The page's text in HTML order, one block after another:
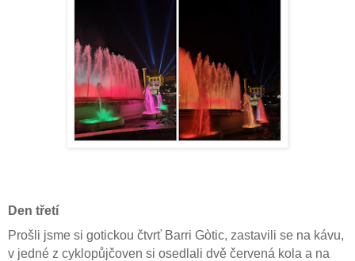
Den třetí
Prošli jsme si gotickou čtvrť Barri Gòtic, zastavili se na kávu,
v jedné z cyklopůjčoven si osedlali dvě červená kola a na